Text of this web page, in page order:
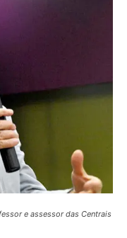
e assessor das Centrais